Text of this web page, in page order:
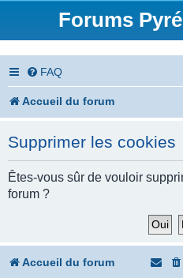
Forums
FAQ
Accueil du forum
Supprimer les cookies
Êtes-vous sûr de vouloir
forum ?
Accueil du forum